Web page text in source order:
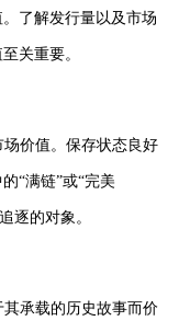
了解发行量以及市场
关重要。
价值。保存状态良好
“满链”或“完美
逐的对象。
承载的历史故事而价